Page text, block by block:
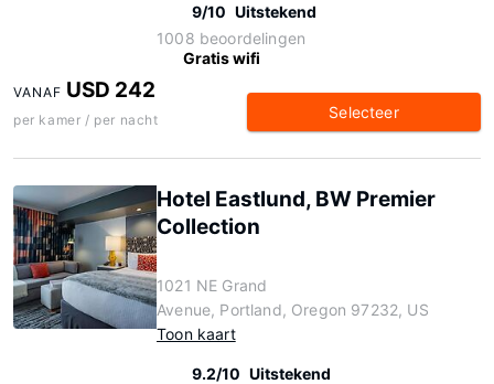
9/10 Uitstekend
1008 beoordelingen
Gratis wifi
VANAF USD 242
per kamer / per nacht Selecteer
Hotel Eastlund, BW Premier
Collection
1021 NE Grand
Avenue, Portland, Oregon 97232, US
Toon kaart
9.2/10 Uitstekend